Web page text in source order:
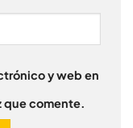
y web en
que comente.